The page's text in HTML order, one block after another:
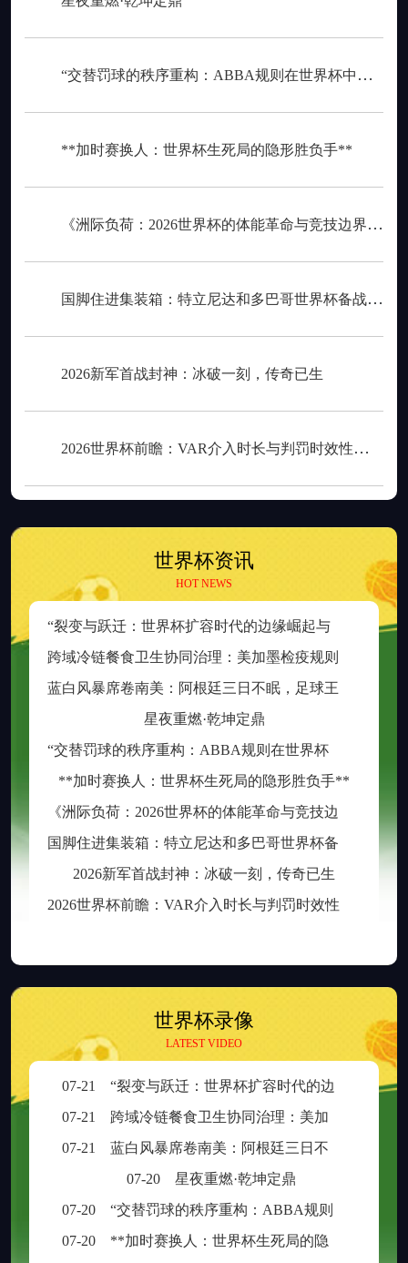
“交替罚球的秩序重构：ABBA规则在世界杯中的逻辑困境与制度再平衡”
**加时赛换人：世界杯生死局的隐形胜负手**
《洲际负荷：2026世界杯的体能革命与竞技边界重构》
国脚住进集装箱：特立尼达和多巴哥世界杯备战营地引争议
2026新军首战封神：冰破一刻，传奇已生
2026世界杯前瞻：VAR介入时长与判罚时效性的权衡之道
世界杯资讯
HOT NEWS
星夜重燃·乾坤定鼎
**加时赛换人：世界杯生死局的隐形胜负手**
2026新军首战封神：冰破一刻，传奇已生
世界杯录像
LATEST VIDEO
07-21
“裂变与跃迁：世界杯扩容时代的边缘崛起与新秩序重塑”
07-21
跨域冷链餐食卫生协同治理：美加墨检疫规则分歧与制度融合策略
07-21
蓝白风暴席卷南美：阿根廷三日不眠，足球王座再耀大陆
07-20
星夜重燃·乾坤定鼎
07-20
“交替罚球的秩序重构：ABBA规则在世界杯中的逻辑困境与制度再平衡”
07-20
**加时赛换人：世界杯生死局的隐形胜负手**